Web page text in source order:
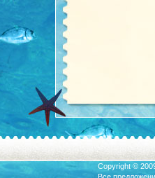
Copyright ©